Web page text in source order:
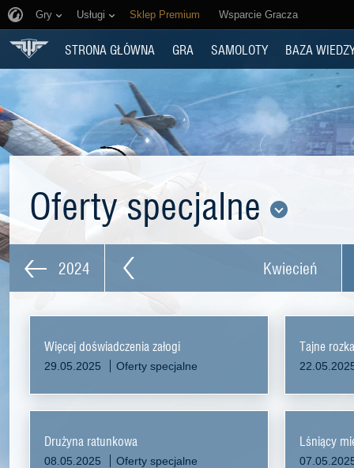
Gry Usługi Sklep Premium Wsparcie Gracza
STRONA GŁÓWNA GRA SAMOLOTY BAZA
Oferty specjalne
2024 Kwiecień
Więcej doświadczenia załogi
29.05.2025 Oferty specjalne
Tajne
Drużyna ratunkowa
08.05.2025 Oferty specjalne
Lśniący